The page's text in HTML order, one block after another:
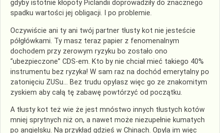
gdyby istotnie kłopoty Piclandii doprowadziły do znacznego
spadku wartości jej obligacji. I po problemie.
Oczywiście ani ty ani twój partner tłusty kot nie jesteście
półgłówkami. Ty masz teraz papier z fenomenalnym
dochodem przy zerowym ryzyku bo zostało ono
“ubezpieczone” CDS-em. Kto by nie chciał mieć takiego 40%
instrumentu bez ryzyka! W sam raz na dochód emerytalny po
zatonięciu ZUSu… Bez trudu opylasz więc go ze znakomitym
zyskiem aby całą tę zabawę powtórzyć od początku.
A tłusty kot też wie że jest mnóstwo innych tłustych kotów
mniej sprytnych niż on, a nawet może niezupełnie kumatych
po angielsku. Na przykład gdzieś w Chinach. Opyla im więc